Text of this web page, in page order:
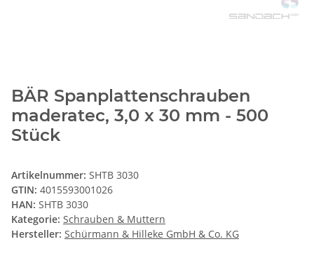
BÄR Spanplattenschrauben
maderatec, 3,0 x 30 mm - 500
Stück
Artikelnummer: SHTB 3030
GTIN: 4015593001026
HAN: SHTB 3030
Kategorie: Schrauben & Muttern
Hersteller: Schürmann & Hilleke GmbH & Co. KG